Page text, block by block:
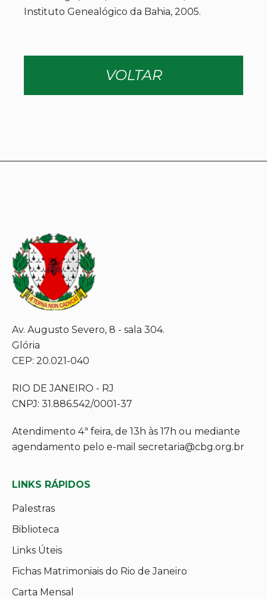
Instituto Genealógico da Bahia, 2005.
VOLTAR
Av. Augusto Severo, 8 - sala 304.
Glória
CEP: 20.021-040
RIO DE JANEIRO - RJ
CNPJ: 31.886.542/0001-37
Atendimento 4ª feira, de 13h às 17h ou mediante
agendamento pelo e-mail secretaria@cbg.org.br
LINKS RÁPIDOS
Palestras
Biblioteca
Links Úteis
Fichas Matrimoniais do Rio de Janeiro
Carta Mensal